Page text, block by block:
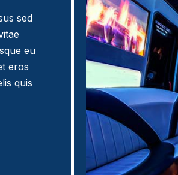
sed
eu
eros
quis